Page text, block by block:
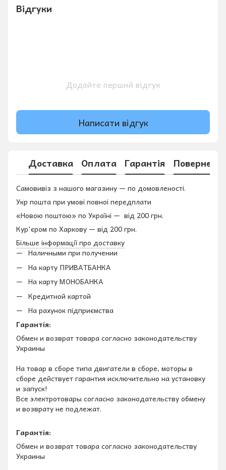
Відгуки
Додайте перший відгук
Написати відгук
Доставка Оплата Гарантія
Самовивіз з нашого магазину — по домовленості.
Укр пошта при умові повноі передплати
«Новою поштою» по Україні — від 200 грн.
Кур'єром по Харкову — від 200 грн.
Більше інформації про доставку
Наличными при получении
На карту ПРИВАТБАНКА
На карту МОНОБАНКА
Кредитной картой
На рахунок підприємства
Гарантія:
Обмен и возврат товара согласно законодательству
Украины
На товар в сборе типа двигатели в сборе, моторы в
сборе действует гарантия исключительно на установку
и запуск!
Все электротовары согласно законодательству обмену
и возврату не подлежат.
Гарантія:
Обмен и возврат товара согласно законодательству
Украины